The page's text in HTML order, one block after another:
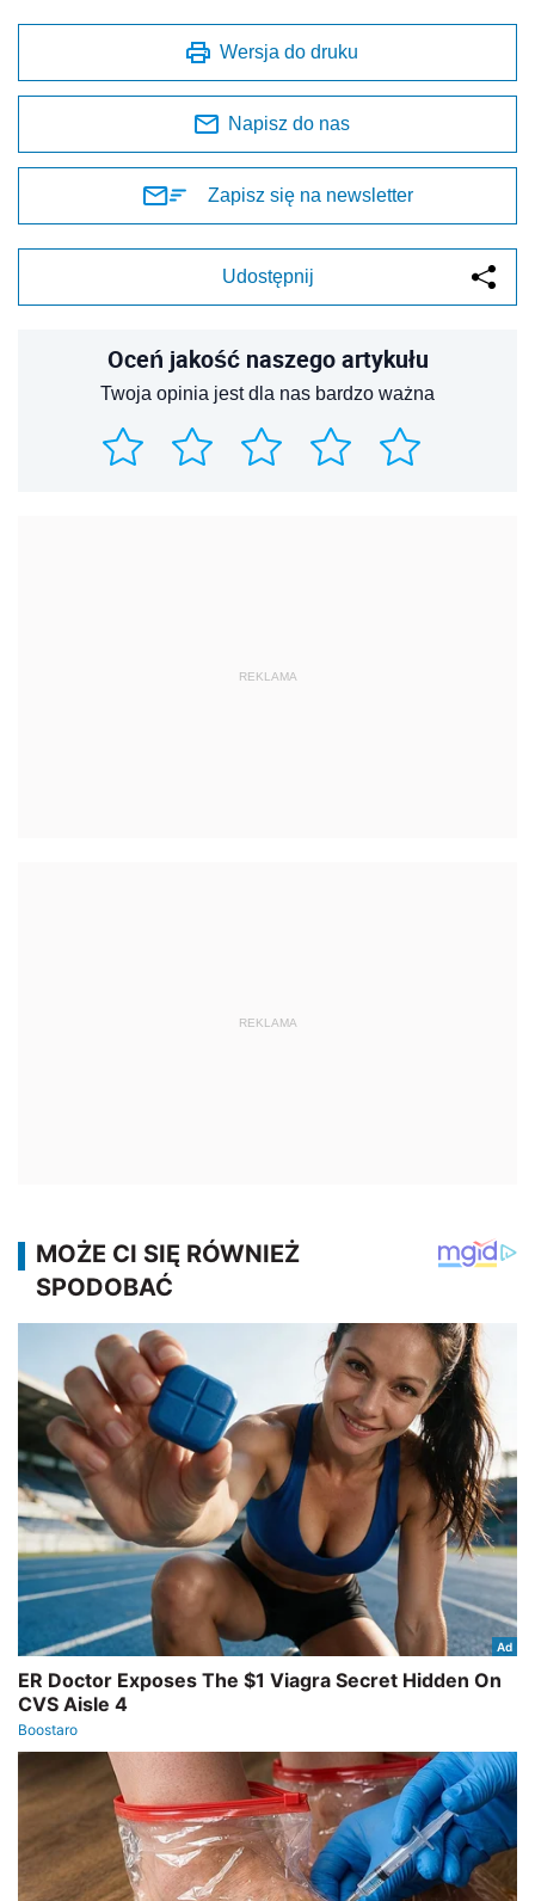
Wersja do druku
Napisz do nas
Zapisz się na newsletter
Udostępnij
Oceń jakość naszego artykułu
Twoja opinia jest dla nas bardzo ważna
REKLAMA
REKLAMA